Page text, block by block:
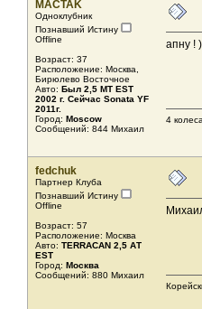
MACTAK
Одноклубник
Познавший Истину
Offline
Возраст: 37
Расположение: Москва,
Бирюлево Восточное
Авто: Был 2,5 MТ EST
2002 г. Сейчас Sonata YF
2011г.
Город: Moscow
Сообщений: 844 Михаил
апну !
4
fedchuk
Партнер Клуба
Познавший Истину
Offline
Возраст: 57
Расположение: Москва
Авто: TERRACAN 2,5 АТ
EST
Город: Москва
Сообщений: 880 Михаил